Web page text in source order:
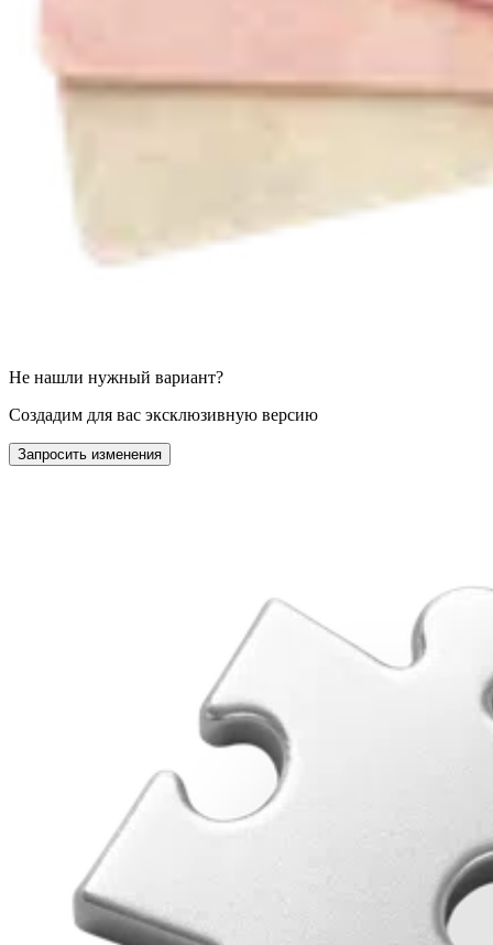
Не нашли нужный вариант?
Создадим для вас эксклюзивную версию
Запросить изменения